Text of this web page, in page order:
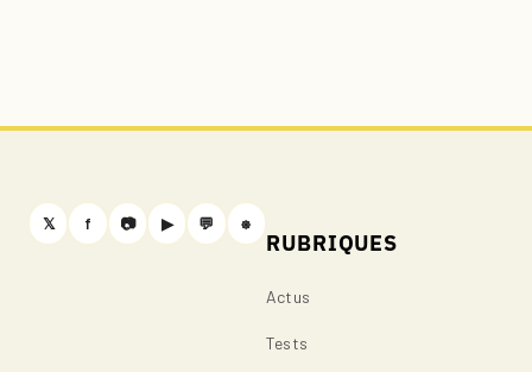
𝕏 f 📷 ▶ 💬 ⎈
RUBRIQUES
Actus
Tests